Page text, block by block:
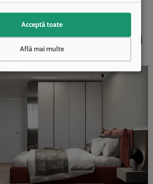
o mulțime de lucruri atunci când țintești
care să […]
– vedere de ansamblu și
Află mai multe
Acceptă toate